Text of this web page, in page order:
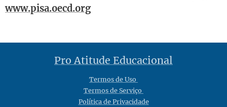
www.pisa.oecd.org
Pro Atitude Educacional
Termos de Uso
Termos de Serviço
Política de Privacidade